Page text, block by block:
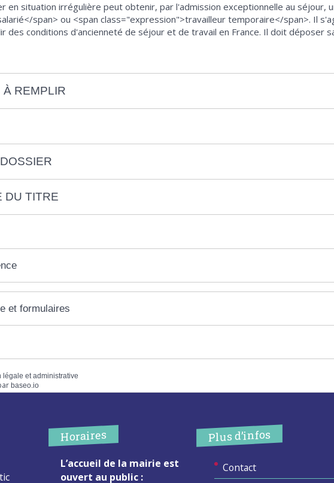
en situation irrégulière peut obtenir, par l'admission exceptionnelle au séjour,
span> ou <span class="expression">travailleur temporaire</span>. Il
des conditions d'ancienneté de séjour et de travail en France. Il doit déposer
À REMPLIR
DU TITRE
et formulaires
légale et administrative
baseo.io
Horaires
L’accueil de la mairie est
ouvert au public :
Plus d’infos
Contact